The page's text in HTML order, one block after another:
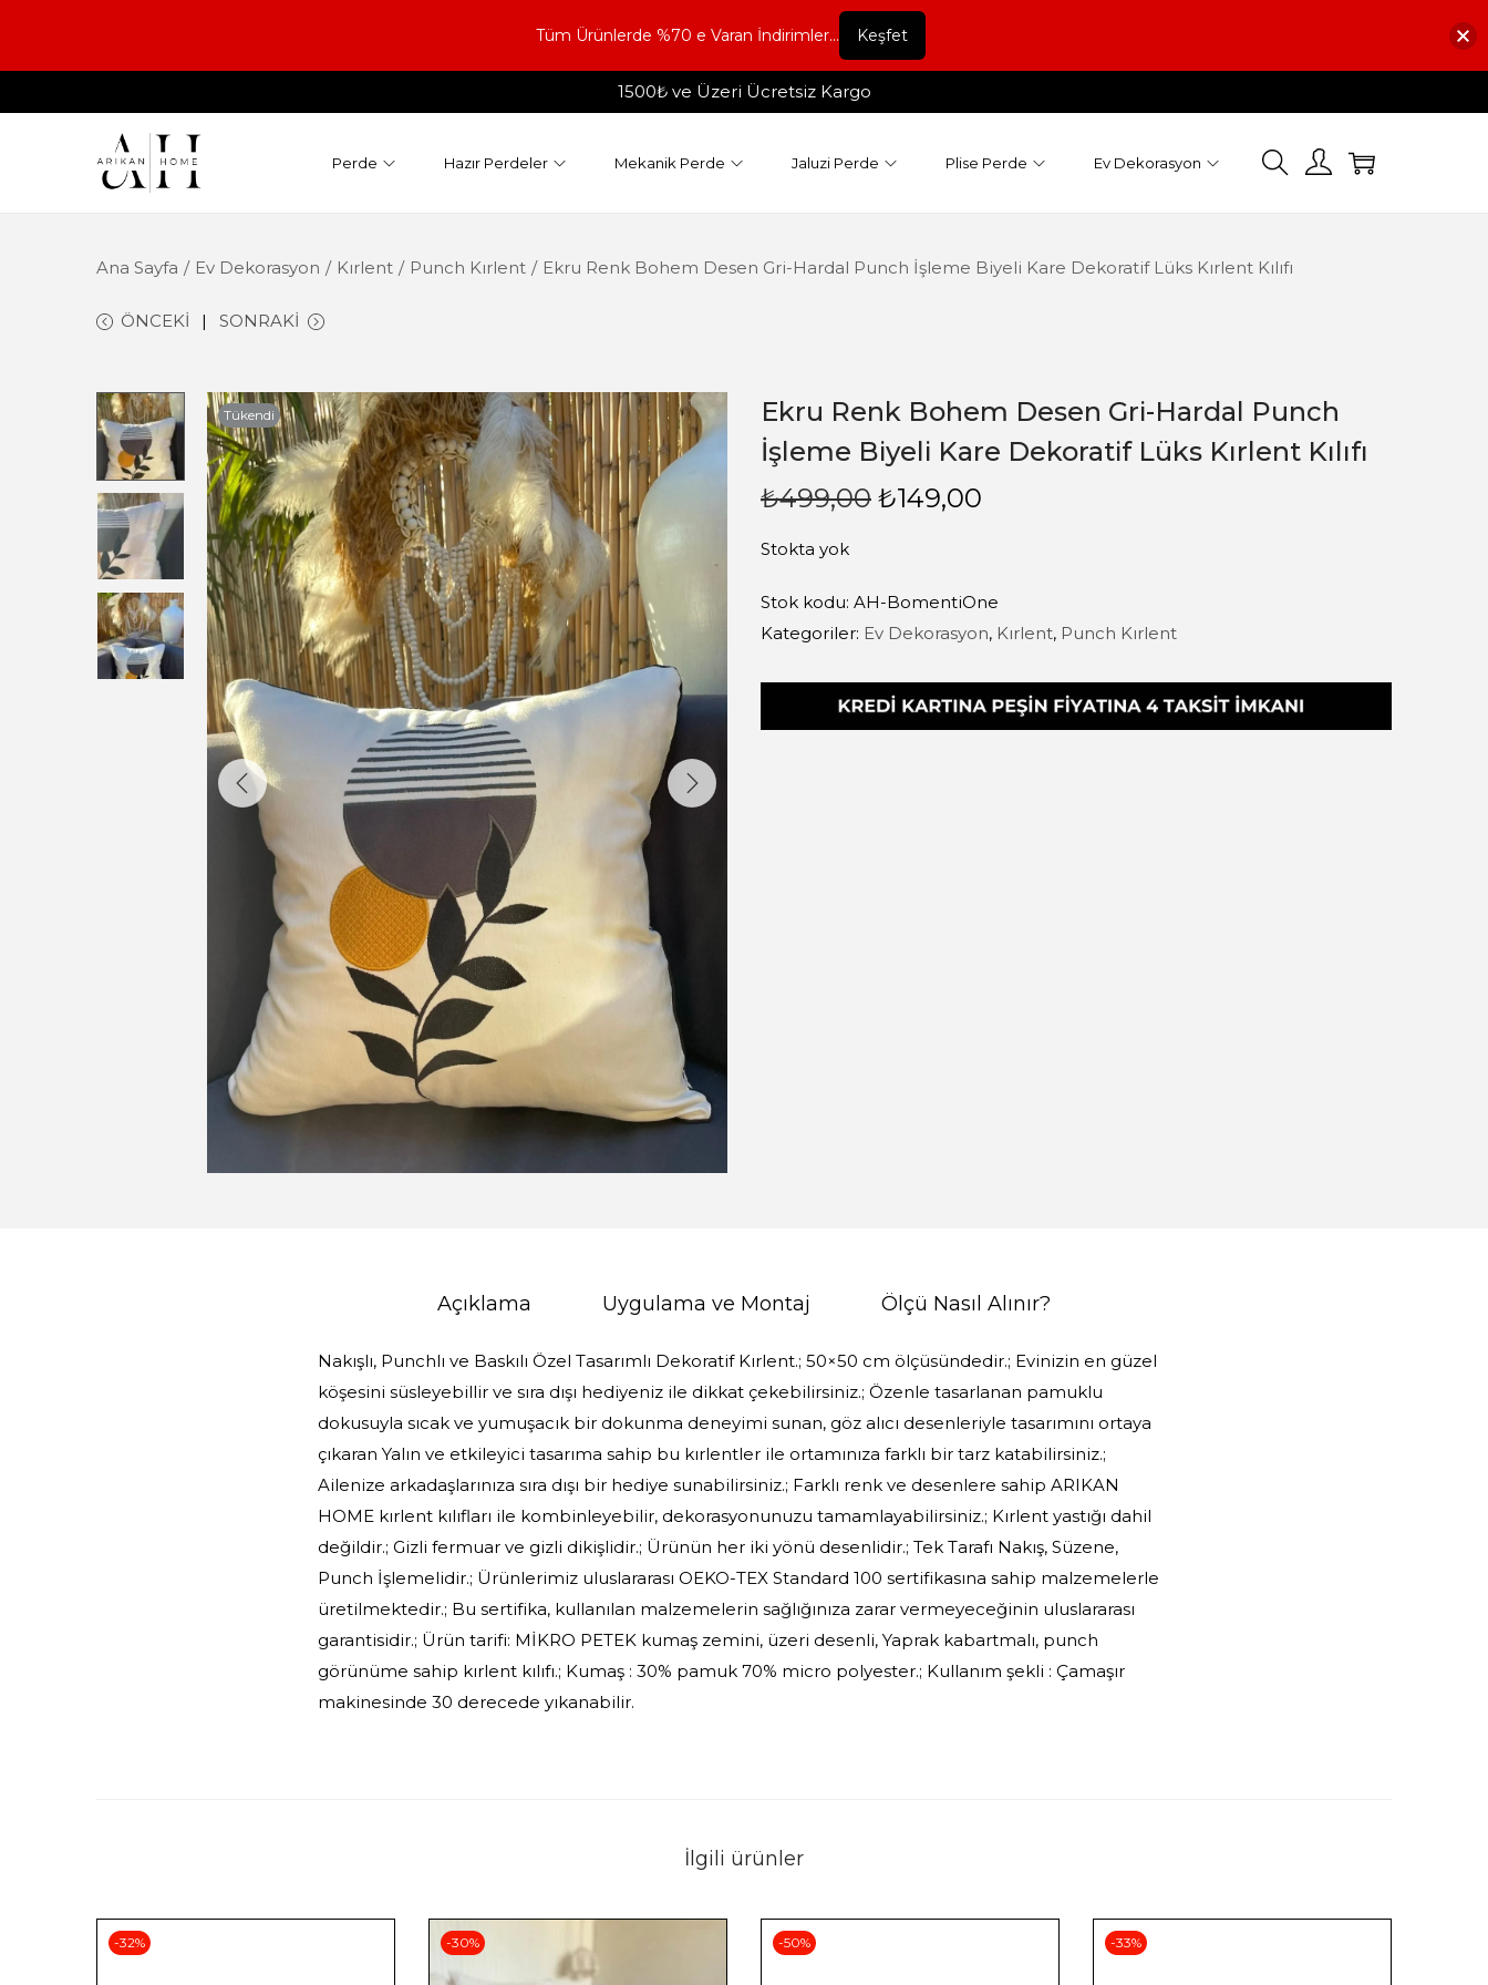
1500₺ ve Üzeri Ücretsiz Kargo
Perde Hazır Perdeler Mekanik Perde Jaluzi Perde Plise Perde Ev Dekorasyon
Ana Sayfa / Ev Dekorasyon / Kırlent / Punch Kırlent / Ekru Renk Bohem Desen Gri-Hardal Punch İşleme Biyeli Kare Dekoratif Lüks Kırlent Kılıfı
ÖNCEKI SONRAKI
Tükendi
Ekru Renk Bohem Desen Gri-Hardal Punch
İşleme Biyeli Kare Dekoratif Lüks Kırlent Kılıfı
₺499,00 ₺149,00
Stokta yok
Stok kodu: AH-BomentiOne
Kategoriler: Ev Dekorasyon, Kırlent, Punch Kırlent
Açıklama Uygulama ve Montaj Ölçü Nasıl Alınır?
Nakışlı, Punchlı ve Baskılı Özel Tasarımlı Dekoratif Kırlent.; 50×50 cm ölçüsündedir.; Evinizin en güzel
köşesini süsleyebillir ve sıra dışı hediyeniz ile dikkat çekebilirsiniz.; Özenle tasarlanan pamuklu
dokusuyla sıcak ve yumuşacık bir dokunma deneyimi sunan, göz alıcı desenleriyle tasarımını ortaya
çıkaran Yalın ve etkileyici tasarıma sahip bu kırlentler ile ortamınıza farklı bir tarz katabilirsiniz.;
Ailenize arkadaşlarınıza sıra dışı bir hediye sunabilirsiniz.; Farklı renk ve desenlere sahip ARIKAN
HOME kırlent kılıfları ile kombinleyebilir, dekorasyonunuzu tamamlayabilirsiniz.; Kırlent yastığı dahil
değildir.; Gizli fermuar ve gizli dikişlidir.; Ürünün her iki yönü desenlidir.; Tek Tarafı Nakış, Süzene,
Punch İşlemelidir.; Ürünlerimiz uluslararası OEKO-TEX Standard 100 sertifikasına sahip malzemelerle
üretilmektedir.; Bu sertifika, kullanılan malzemelerin sağlığınıza zarar vermeyeceğinin uluslararası
garantisidir.; Ürün tarifi: MİKRO PETEK kumaş zemini, üzeri desenli, Yaprak kabartmalı, punch
görünüme sahip kırlent kılıfı.; Kumaş : 30% pamuk 70% micro polyester.; Kullanım şekli : Çamaşır
makinesinde 30 derecede yıkanabilir.
İlgili ürünler
-32% -30% -50% -33%
Tüm Ürünlerde %70 e Varan İndirimler... Keşfet